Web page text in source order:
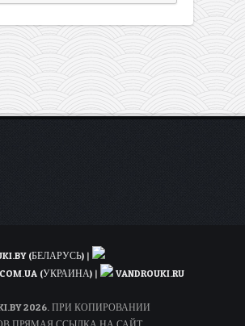
(БЕЛАРУСЬ) |
(УКРАИНА) |
VANDROUKI.RU
2026. ПРИ КОПИРОВАНИИ